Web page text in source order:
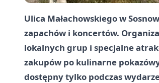
Ulica Małachowskiego w
zapachów i koncertów.
lokalnych grup i specjalne
zakupów po kulinarne
dostępny tylko podczas